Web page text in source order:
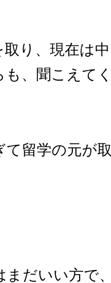
り、現在は
も、聞こえて
て留学の元が
まだいい方で